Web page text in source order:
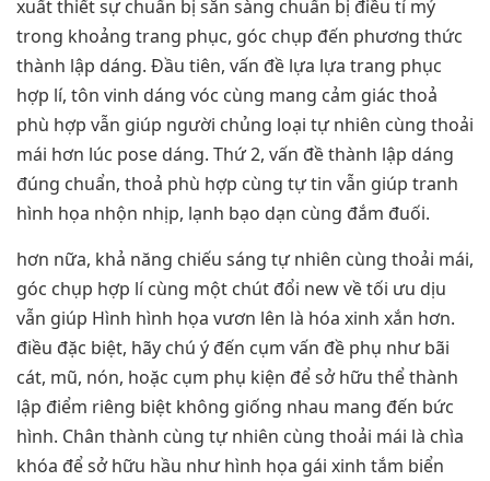
xuất thiết sự chuẩn bị sẵn sàng chuẩn bị điều tỉ mỷ
trong khoảng trang phục, góc chụp đến phương thức
thành lập dáng. Đầu tiên, vấn đề lựa lựa trang phục
hợp lí, tôn vinh dáng vóc cùng mang cảm giác thoả
phù hợp vẫn giúp người chủng loại tự nhiên cùng thoải
mái hơn lúc pose dáng. Thứ 2, vấn đề thành lập dáng
đúng chuẩn, thoả phù hợp cùng tự tin vẫn giúp tranh
hình họa nhộn nhịp, lạnh bạo dạn cùng đắm đuối.
hơn nữa, khả năng chiếu sáng tự nhiên cùng thoải mái,
góc chụp hợp lí cùng một chút đổi new về tối ưu dịu
vẫn giúp Hình hình họa vươn lên là hóa xinh xắn hơn.
điều đặc biệt, hãy chú ý đến cụm vấn đề phụ như bãi
cát, mũ, nón, hoặc cụm phụ kiện để sở hữu thể thành
lập điểm riêng biệt không giống nhau mang đến bức
hình. Chân thành cùng tự nhiên cùng thoải mái là chìa
khóa để sở hữu hầu như hình họa gái xinh tắm biển